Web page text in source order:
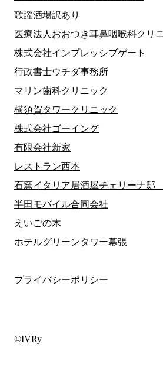
歌謡酒場訳あり
医療法人おおつき耳鼻咽喉科クリ
株式会社インプレッシブゲート
行政書士ウチダ事務所
マリン歯科クリニック
横須賀タワークリニック
株式会社ゴーイング
有限会社新家
レストラン西本
石窯イタリア居酒屋チェリーナ邸
半田モバイル合同会社
えいごの木
ホテルグリーンタワー幕張
プライバシーポリシー
©IVRy